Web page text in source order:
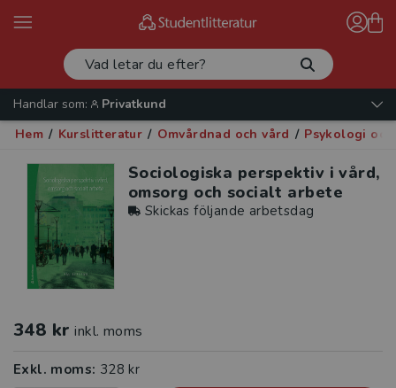
Handlar som:
Privatkund
Hem / Kurslitteratur / Omvårdnad och vård / Psykologi
Sociologiska perspektiv i vård,
omsorg och socialt arbete
Skickas följande arbetsdag
348 kr inkl. moms
Exkl. moms: 328 kr